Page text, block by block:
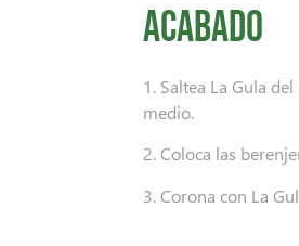
Acabado
1. Saltea La Gula
medio.
2. Coloca las
3. Corona con La